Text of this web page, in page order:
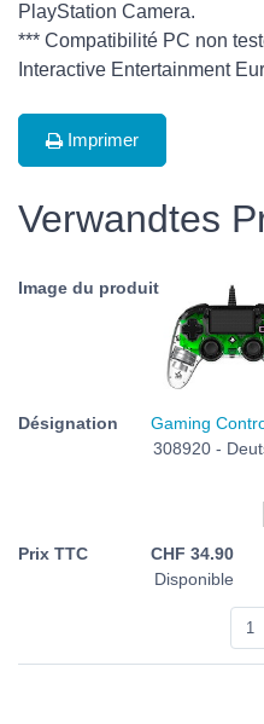
PlayStation Camera.
*** Compatibilité PC non
Interactive Entertainment
Imprimer
Verwandtes
Gaming
308920 -
CHF 34.90
Disponible